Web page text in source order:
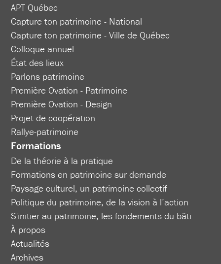
APT Québec
Capture ton patrimoine - National
Capture ton patrimoine - Ville de Québec
Colloque annuel
État des lieux
Parlons patrimoine
Première Ovation - Patrimoine
Première Ovation - Design
Projet de coopération
Rallye-patrimoine
Formations
De la théorie à la pratique
Formations en patrimoine sur demande
Paysage culturel, un patrimoine collectif
Politique du patrimoine, de la vision à l’action
S'initier au patrimoine, les fondements du bâti
À propos
Actualités
Archives